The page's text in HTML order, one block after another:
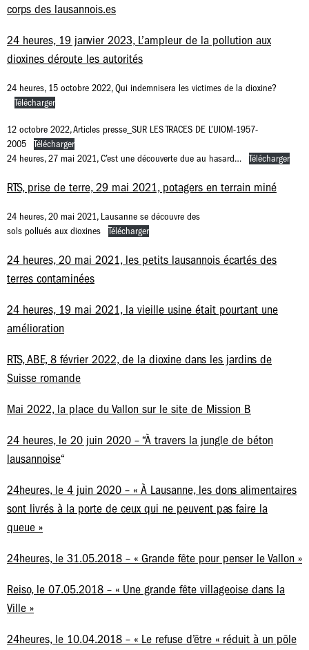
corps des lausannois.es
24 heures, 19 janvier 2023, L’ampleur de la pollution aux
dioxines déroute les autorités
24 heures, 15 octobre 2022, Qui indemnisera les victimes de la dioxine?
Télécharger
12 octobre 2022, Articles presse_SUR LES TRACES DE L’UIOM-1957-
2005
Télécharger
24 heures, 27 mai 2021, C’est une découverte due au hasard…
Télécharger
RTS, prise de terre, 29 mai 2021, potagers en terrain miné
24 heures, 20 mai 2021, Lausanne se découvre des
sols pollués aux dioxines
Télécharger
24 heures, 20 mai 2021, les petits lausannois écartés des
terres contaminées
24 heures, 19 mai 2021, la vieille usine était pourtant une
amélioration
RTS, ABE, 8 février 2022, de la dioxine dans les jardins de
Suisse romande
Mai 2022, la place du Vallon sur le site de Mission B
24 heures, le 20 juin 2020 – “À travers la jungle de béton
lausannoise“
24heures, le 4 juin 2020 – « À Lausanne, les dons alimentaires
sont livrés à la porte de ceux qui ne peuvent pas faire la
queue »
24heures, le 31.05.2018 – « Grande fête pour penser le Vallon »
Reiso, le 07.05.2018 – « Une grande fête villageoise dans la
Ville »
24heures, le 10.04.2018 – « Le refuse d’être « réduit à un pôle